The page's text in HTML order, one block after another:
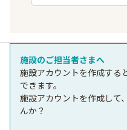
施設のご担当者さまへ
施設アカウントを作成する
できます。
施設アカウントを作成して
んか？